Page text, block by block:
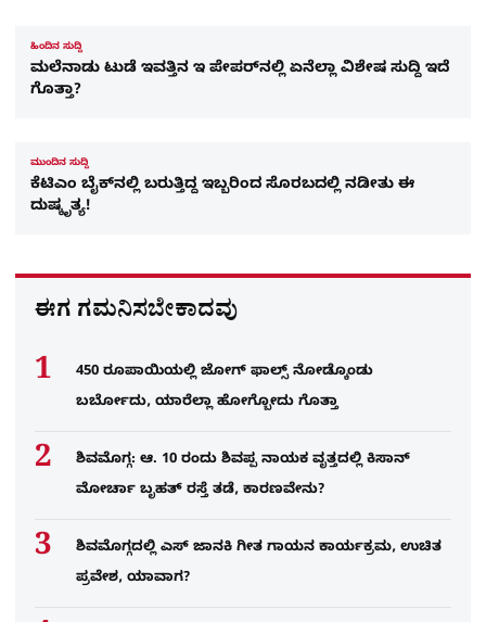
ಹಿಂದಿನ ಸುದ್ದಿ
ಮಲೆನಾಡು ಟುಡೆ​ ಇವತ್ತಿನ ಇ ಪೇಪರ್​​ನಲ್ಲಿ ಏನೆಲ್ಲಾ ವಿಶೇಷ ಸುದ್ದಿ ಇದೆ
ಗೊತ್ತಾ?
ಮುಂದಿನ ಸುದ್ದಿ
ಕೆಟಿಎಂ ಬೈಕ್​ನಲ್ಲಿ ಬರುತ್ತಿದ್ದ ಇಬ್ಬರಿಂದ ಸೊರಬದಲ್ಲಿ ನಡೀತು ಈ
ದುಷ್ಕೃತ್ಯ!
ಈಗ ಗಮನಿಸಬೇಕಾದವು
450 ರೂಪಾಯಿಯಲ್ಲಿ ಜೋಗ್​ ಫಾಲ್ಸ್​ ನೋಡ್ಕೊಂಡು
ಬರ್ಬೋದು, ಯಾರೆಲ್ಲಾ ಹೋಗ್ಬೋದು ಗೊತ್ತಾ
ಶಿವಮೊಗ್ಗ: ಆ. 10 ರಂದು ಶಿವಪ್ಪ ನಾಯಕ ವೃತ್ತದಲ್ಲಿ ಕಿಸಾನ್
ಮೋರ್ಚಾ ಬೃಹತ್ ರಸ್ತೆ ತಡೆ, ಕಾರಣವೇನು?
ಶಿವಮೊಗ್ಗದಲ್ಲಿ ಎಸ್​ ಜಾನಕಿ ಗೀತ ಗಾಯನ ಕಾರ್ಯಕ್ರಮ, ಉಚಿತ
ಪ್ರವೇಶ, ಯಾವಾಗ?